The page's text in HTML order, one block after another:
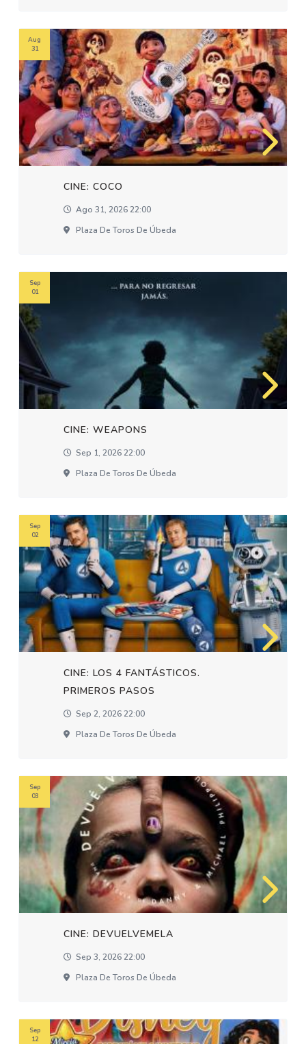
CINE: COCO
Ago 31, 2026 22:00
Plaza De Toros De Úbeda
Aug
31
CINE: WEAPONS
Sep 1, 2026 22:00
Plaza De Toros De Úbeda
Sep
01
CINE: LOS 4 FANTÁSTICOS.
PRIMEROS PASOS
Sep 2, 2026 22:00
Plaza De Toros De Úbeda
Sep
02
CINE: DEVUELVEMELA
Sep 3, 2026 22:00
Plaza De Toros De Úbeda
Sep
03
Sep
12